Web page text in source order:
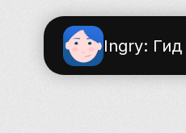
Ingry: Гид